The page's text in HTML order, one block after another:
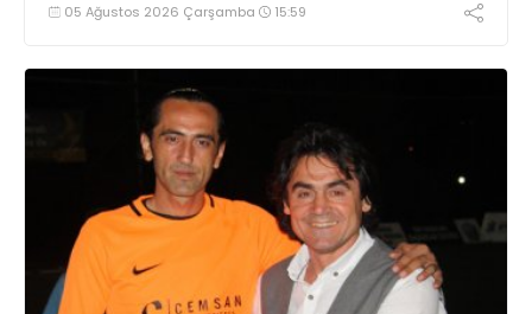
05 Ağustos 2026 Çarşamba 15:59